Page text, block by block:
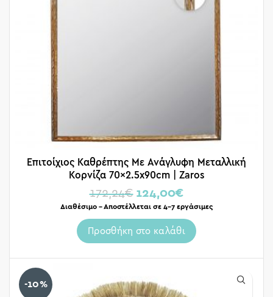
Επιτοίχιος Καθρέπτης Με Ανάγλυφη Μεταλλική
Κορνίζα 70×2.5x90cm | Zaros
172,24€ 124,00€
Διαθέσιμο – Αποστέλλεται σε 4-7 εργάσιμες
Προσθήκη στο καλάθι
-10%